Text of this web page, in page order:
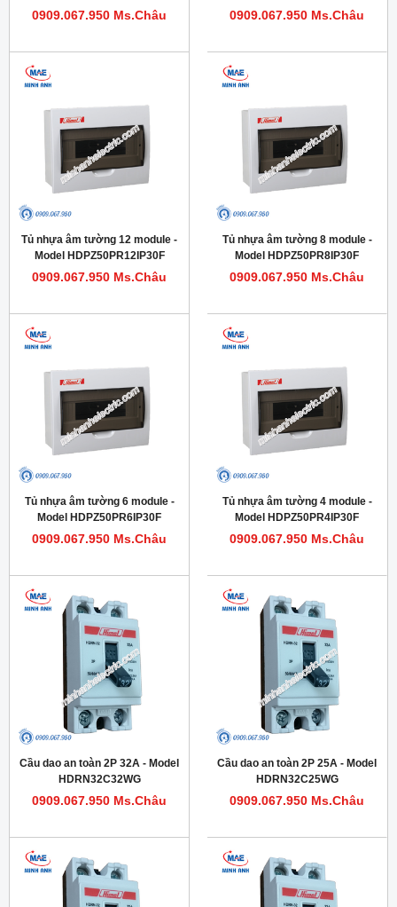
0909.067.950 Ms.Châu 0909.067.950 Ms.Châu
Tủ nhựa âm tường 12 module -
Model HDPZ50PR12IP30F
0909.067.950 Ms.Châu
Tủ nhựa âm tường 8 module -
Model HDPZ50PR8IP30F
0909.067.950 Ms.Châu
Tủ nhựa âm tường 6 module -
Model HDPZ50PR6IP30F
0909.067.950 Ms.Châu
Tủ nhựa âm tường 4 module -
Model HDPZ50PR4IP30F
0909.067.950 Ms.Châu
Cầu dao an toàn 2P 32A - Model
HDRN32C32WG
0909.067.950 Ms.Châu
Cầu dao an toàn 2P 25A - Model
HDRN32C25WG
0909.067.950 Ms.Châu